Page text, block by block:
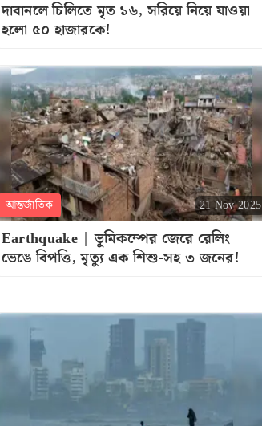
দাবানলে চিলিতে মৃত ১৬, সরিয়ে নিয়ে যাওয়া
হলো ৫০ হাজারকে!
আন্তর্জাতিক 21 Nov 2025
Earthquake | ভূমিকম্পের জেরে রেলিং
ভেঙে বিপত্তি, মৃত্যু এক শিশু-সহ ৩ জনের!